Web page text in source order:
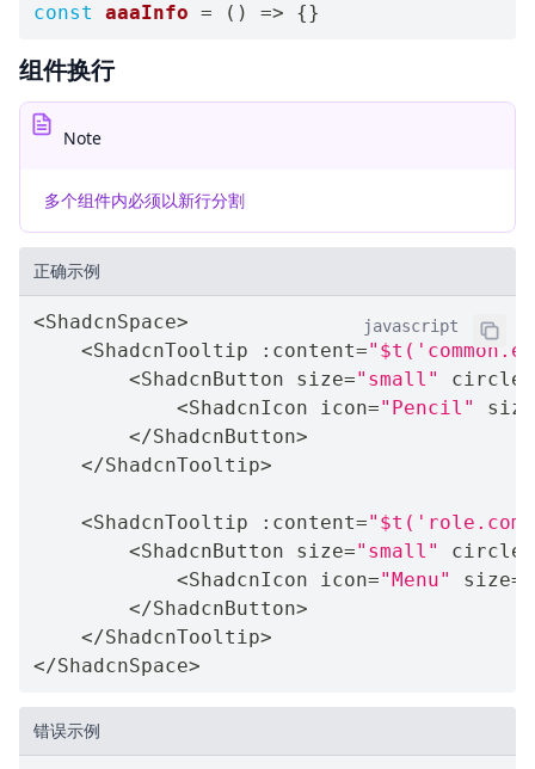
const aaaInfo = ( ) => {}
组件换行
Note
多个组件内必须以新行分割
正确示例
javascript
<ShadcnSpace>
<ShadcnTooltip : content=
<ShadcnButton size="small"
circle
<ShadcnIcon icon="Pencil"
size
</ShadcnButton>
</ShadcnTooltip>
<ShadcnTooltip : content=
<ShadcnButton size="small"
circle
<ShadcnIcon icon="Menu" size=
</ShadcnButton>
</ShadcnTooltip>
</ShadcnSpace>
错误示例